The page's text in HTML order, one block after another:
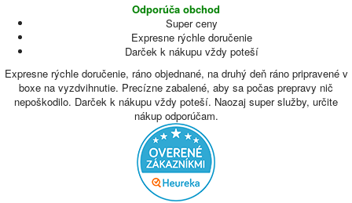
Odporúča obchod
Super ceny
Expresne rýchle doručenie
Darček k nákupu vždy poteší
Expresne rýchle doručenie, ráno objednané, na druhý deň ráno pripravené v
boxe na vyzdvihnutie. Precízne zabalené, aby sa počas prepravy nič
nepoškodilo. Darček k nákupu vždy poteší. Naozaj super služby, určite
nákup odporúčam.